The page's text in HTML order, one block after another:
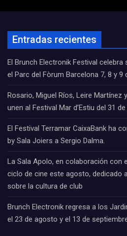
entradas
Entradas recientes
El Brunch Electronik Festival
el Parc del Fòrum Barcelona 7, 8 y 9
Rosario, Miguel Ríos, Leire
unen al Festival Mar d’Estiu del 31
El Festival Terramar CaixaBank ha
by Sala Joiers a Sergio Dalma.
La Sala Apolo, en colaboración con
ciclo de cine este agosto, dedicado
sobre la cultura de club
Brunch Electronik regresa a los
el 23 de agosto y el 13 de